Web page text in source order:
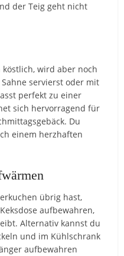
der Teig geht nicht
wird aber noch
servierst oder mit
perfekt zu einer
sich hervorragend für
Du
einem herzhaften
übrig hast,
aufbewahren,
Alternativ kannst du
und im Kühlschrank
aufbewahren